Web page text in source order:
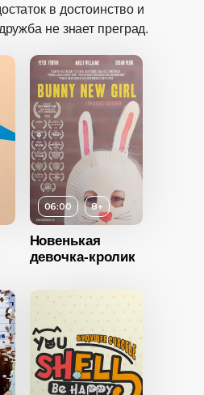
в достоинство и
не знает преград.
8+
2015
06:00 8+
Новенькая
девочка-кролик